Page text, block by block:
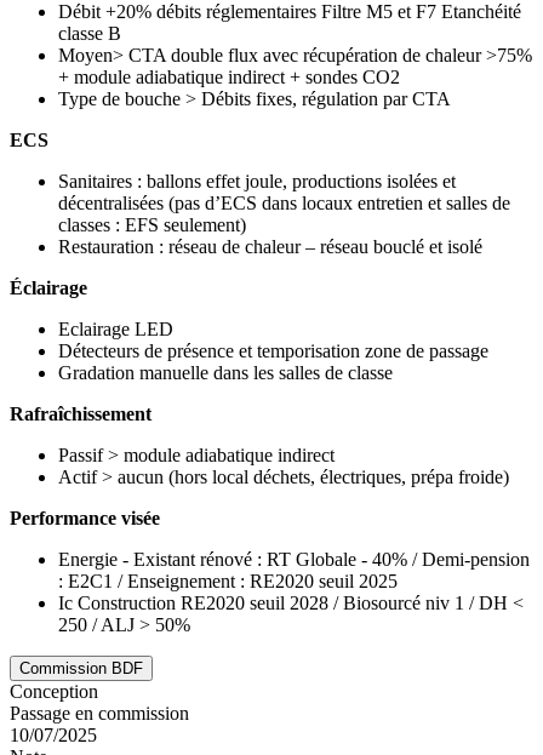
Débit +20% débits réglementaires Filtre M5 et F7 Etanchéité
classe B
Moyen> CTA double flux avec récupération de chaleur >75%
+ module adiabatique indirect + sondes CO2
Type de bouche > Débits fixes, régulation par CTA
ECS
Sanitaires : ballons effet joule, productions isolées et
décentralisées (pas d’ECS dans locaux entretien et salles de
classes : EFS seulement)
Restauration : réseau de chaleur – réseau bouclé et isolé
Éclairage
Eclairage LED
Détecteurs de présence et temporisation zone de passage
Gradation manuelle dans les salles de classe
Rafraîchissement
Passif > module adiabatique indirect
Actif > aucun (hors local déchets, électriques, prépa froide)
Performance visée
Energie - Existant rénové : RT Globale - 40% / Demi-pension
: E2C1 / Enseignement : RE2020 seuil 2025
Ic Construction RE2020 seuil 2028 / Biosourcé niv 1 / DH <
250 / ALJ > 50%
Commission BDF
Conception
Passage en commission
10/07/2025